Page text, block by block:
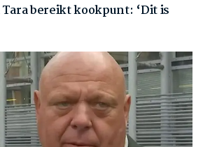
bereikt kookpunt: ‘Dit is